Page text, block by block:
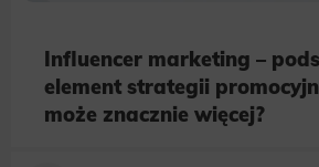
Influencer marketing –
element strategii
może znacznie więcej?